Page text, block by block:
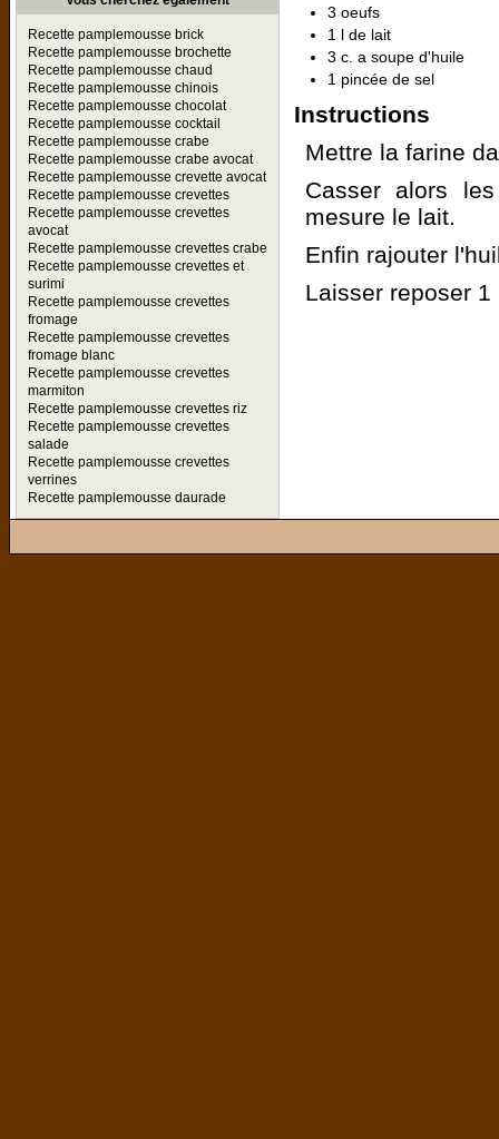
Recette pamplemousse brick
Recette pamplemousse brochette
Recette pamplemousse chaud
Recette pamplemousse chinois
Recette pamplemousse chocolat
Recette pamplemousse cocktail
Recette pamplemousse crabe
Recette pamplemousse crabe avocat
Recette pamplemousse crevette avocat
Recette pamplemousse crevettes
Recette pamplemousse crevettes
avocat
Recette pamplemousse crevettes crabe
Recette pamplemousse crevettes et
surimi
Recette pamplemousse crevettes
fromage
Recette pamplemousse crevettes
fromage blanc
Recette pamplemousse crevettes
marmiton
Recette pamplemousse crevettes riz
Recette pamplemousse crevettes
salade
Recette pamplemousse crevettes
verrines
Recette pamplemousse daurade
3 oeufs
1 l de lait
3 c. a soupe d'huile
1 pincée de sel
Instructions
Mettre la farine
Casser alors
mesure le lait.
Enfin rajouter
Laisser reposer 1